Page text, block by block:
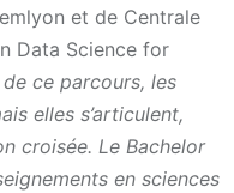
et de Centrale
Data Science for
ce parcours, les
elles s’articulent,
croisée. Le Bachelor
en sciences